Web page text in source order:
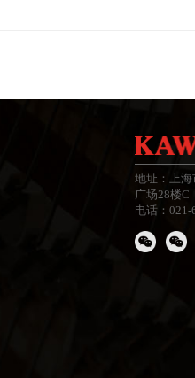
地址：上
广场28楼C
电话：021-